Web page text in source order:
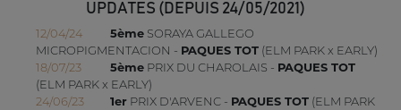
UPDATES (DEPUIS 24/05/2021)
12/04/24 5èmeSORAYA GALLEGO
MICROPIGMENTACION - PAQUES TOT(ELM PARK x EARLY)
18/07/23
5èmePRIX DU CHAROLAIS - PAQUES TOT
(ELM PARK x EARLY)
24/06/23
1erPRIX D'ARVENC - PAQUES TOT(ELM PARK